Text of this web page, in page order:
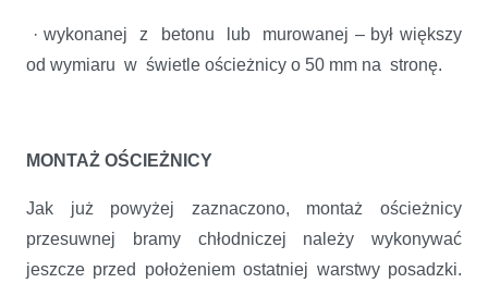
· wykonanej z betonu lub murowanej – był większy
od wymiaru w świetle ościeżnicy o 50 mm na stronę.
MONTAŻ OŚCIEŻNICY
Jak już powyżej zaznaczono, montaż ościeżnicy
przesuwnej bramy chłodniczej należy wykonywać
jeszcze przed położeniem ostatniej warstwy posadzki.